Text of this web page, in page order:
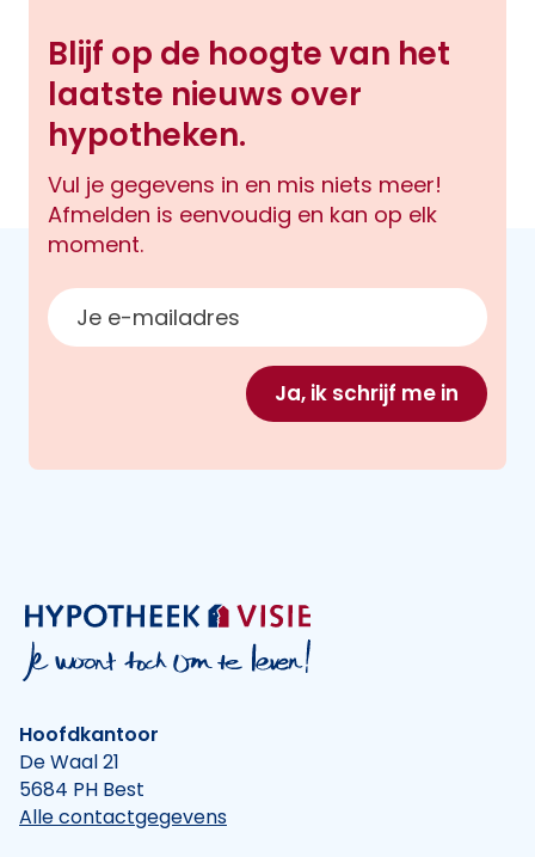
Blijf op de hoogte van het
laatste nieuws over
hypotheken.
Vul je gegevens in en mis niets meer!
Afmelden is eenvoudig en kan op elk
moment.
E-mailadres
Ja, ik schrijf me in
Hoofdkantoor
De Waal 21
5684 PH Best
Alle contactgegevens